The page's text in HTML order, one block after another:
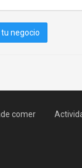
tu negocio
comer